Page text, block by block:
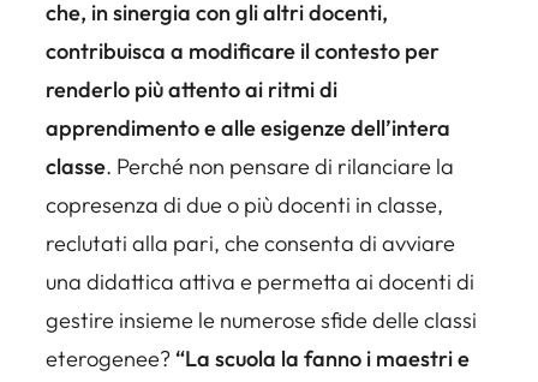
che, in sinergia con gli altri docenti,
contribuisca a modificare il contesto per
renderlo più attento ai ritmi di
apprendimento e alle esigenze dell’intera
classe. Perché non pensare di rilanciare la
copresenza di due o più docenti in classe,
reclutati alla pari, che consenta di avviare
una didattica attiva e permetta ai docenti di
gestire insieme le numerose sfide delle classi
eterogenee?“La scuola la fanno i maestri e